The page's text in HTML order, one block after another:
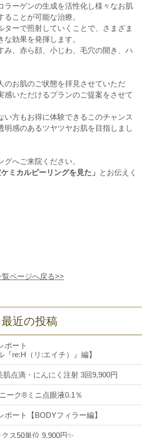
ラーゲンの生成を活性化し様々なお肌
ことが可能な治療。
ターで照射していくことで、さまざま
効果を発揮します。
み、赤ら顔、小じわ、毛穴の開き、ハ
のお肌のご状態を拝見させていただ
感いただけるプランのご提案をさせて
い方もお得に体験できるこのチャンス
明感のあるツヤツヤお肌を目指しまし
へご来院ください。
ケミカルピーリングを見た」 とお伝えく
覧ページへ戻る>>
最近の投稿
ポート
『re:H（リ:エイチ）』編】
肌点滴・にんにく注射 3回9,900円
ーク®ミニ点眼液0.1％
ート【BODYフィラー編】
クス50単位 9,900円✨